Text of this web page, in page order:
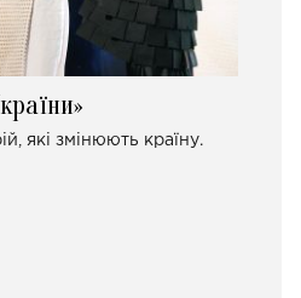
які змінюють країну.